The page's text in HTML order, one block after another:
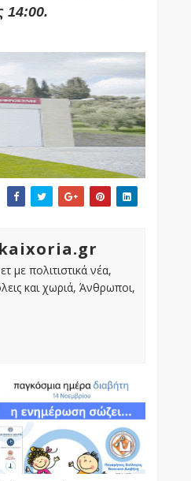
14:00.
με πολιτιστικά νέα,
και χωριά, Άνθρωποι,